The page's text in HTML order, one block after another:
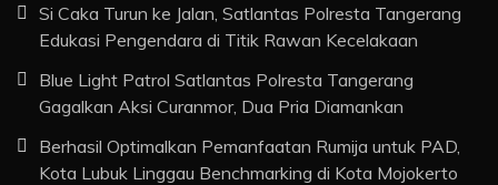
Si Caka Turun ke Jalan, Satlantas Polresta Tangerang
Edukasi Pengendara di Titik Rawan Kecelakaan
Blue Light Patrol Satlantas Polresta Tangerang
Gagalkan Aksi Curanmor, Dua Pria Diamankan
Berhasil Optimalkan Pemanfaatan Rumija untuk PAD,
Kota Lubuk Linggau Benchmarking di Kota Mojokerto